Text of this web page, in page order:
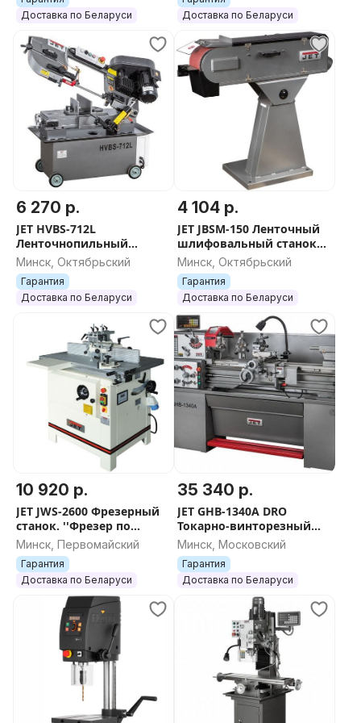
КОМПЛЕКТАЦИЯ
Шлифовальные шпиндели с гильзами 100G 6х150 мм,
12х150 мм, 16х150 мм, 38х150 мм и 50х150 мм
2 вставки в стол с круглым отверстием
2 вставки в стол с овальным отверстием для
шлифования с наклоном
Переходник 50 в 100 мм для подключения к
вытяжной установке
Доставка по Беларуси
Минс
Доставка по Беларуси
6 270 р.
JET HVBS-712L
Ленточнопильный
станок 400В Артикул:
JRM80712T, Станок,
''ЛЕНТОЧНАЯ ПИЛА,
оборудование
Минск, Октябрьский
Гарантия
Доставка по Беларуси
4 104 р.
JET JBSM-150 Ленточный
шлифовальный станок
400В Артикул: 50001892T
Минск, Октябрьский
Гарантия
Доставка по Беларуси
10 920 р.
JET JWS-2600 Фрезерный
станок. ''Фрезер по
дереву''. Станки на
складе в Минске. ''JET
Минск''. СТАНК
Минск, Первомайский
Гарантия
Доставка по Беларуси
35 340 р.
JET GHB-1340A DRO
Токарно-винторезный
станок. ''Токарный
станок''. Оборудование в
Минске. Токарка JE
Минск, Московский
Гарантия
Доставка по Беларуси